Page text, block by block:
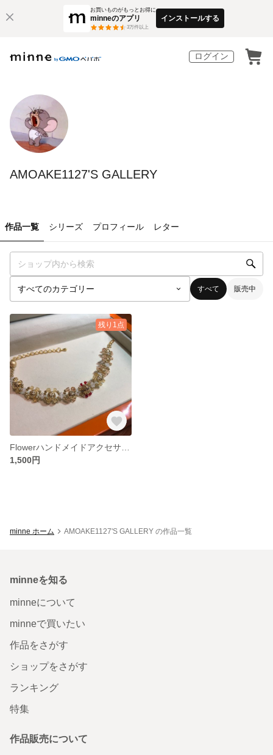
お買いものがもっとお得に
minneのアプリ
3万件以上
インストールする
ログイン
AMOAKE1127'S GALLERY
作品一覧 シリーズ プロフィール レター
すべて 販売中
残り1点
1,500円
minne ホーム AMOAKE1127'S GALLERY の作品一覧
minneを知る
minneについて
minneで買いたい
作品をさがす
ショップをさがす
ランキング
特集
作品販売について